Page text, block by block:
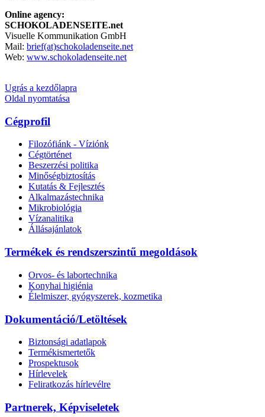
Online agency:
SCHOKOLADENSEITE.net
Visuelle Kommunikation GmbH
Mail: brief(at)schokoladenseite.net
Web: www.schokoladenseite.net
Ugrás a kezdőlapra
Oldal nyomtatása
Cégprofil
Filozófiánk - Víziónk
Cégtörténet
Beszerzési politika
Minőségbiztosítás
Kutatás & Fejlesztés
Alkalmazástechnika
Mikrobiológia
Vízanalitika
Állásajánlatok
Termékek és rendszerszintű megoldások
Orvos- és labortechnika
Konyhai higiénia
Élelmiszer, gyógyszerek, kozmetika
Dokumentáció/Letöltések
Biztonsági adatlapok
Termékismertetők
Prospektusok
Hírlevelek
Feliratkozás hírlevélre
Partnerek, Képviseletek